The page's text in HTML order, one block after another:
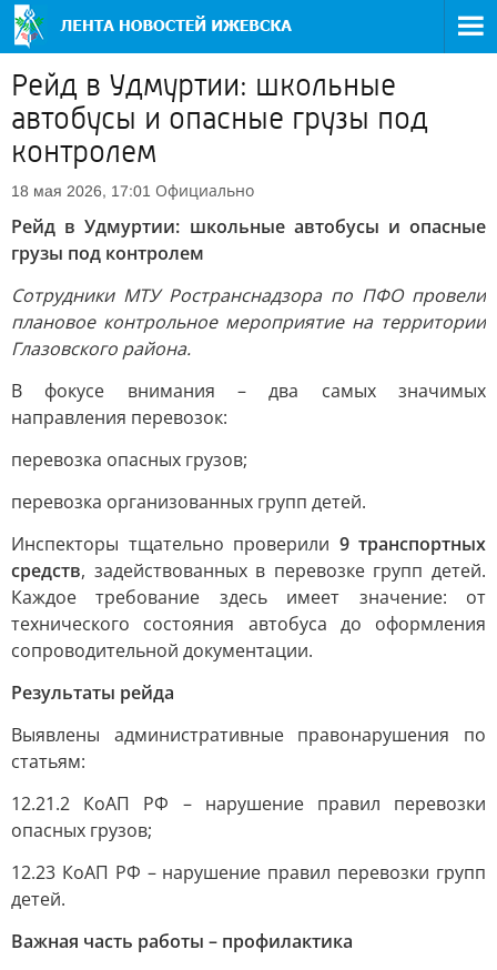
Рейд в Удмуртии: школьные
автобусы и опасные грузы под
контролем
18 мая 2026, 17:01 Официально
Рейд в Удмуртии: школьные автобусы и опасные
грузы под контролем
Сотрудники МТУ Ространснадзора по ПФО провели
плановое контрольное мероприятие на территории
Глазовского района.
В фокусе внимания – два самых значимых
направления перевозок:
перевозка опасных грузов;
перевозка организованных групп детей.
Инспекторы тщательно проверили 9 транспортных
средств, задействованных в перевозке групп детей.
Каждое требование здесь имеет значение: от
технического состояния автобуса до оформления
сопроводительной документации.
Результаты рейда
Выявлены административные правонарушения по
статьям:
12.21.2 КоАП РФ – нарушение правил перевозки
опасных грузов;
12.23 КоАП РФ – нарушение правил перевозки групп
детей.
Важная часть работы – профилактика